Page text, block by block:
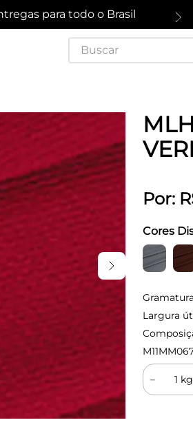
para todo o Brasil
Buscar
Por:
Cores
Largura
－